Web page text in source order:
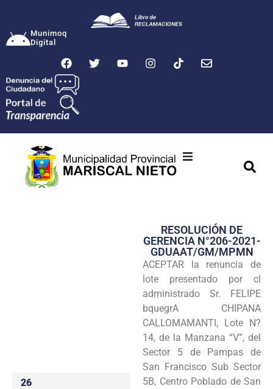
Munimoq
Digital
Transparencia
Seguridad
Programas
26
RESOLUCIÓN DE
GERENCIA N°206-2021-
GDUAAT/GM/MPMN
ACEPTAR la renuncia de
lote presentado por cl
administrado Sr. FELIPE
bquegrA CHIPANA
CALLOMAMANTI, Lote N?
14, de la Manzana “V”, del
Sector 5 de Pampas de
San Francisco Sub Sector
5B, Centro Poblado de San